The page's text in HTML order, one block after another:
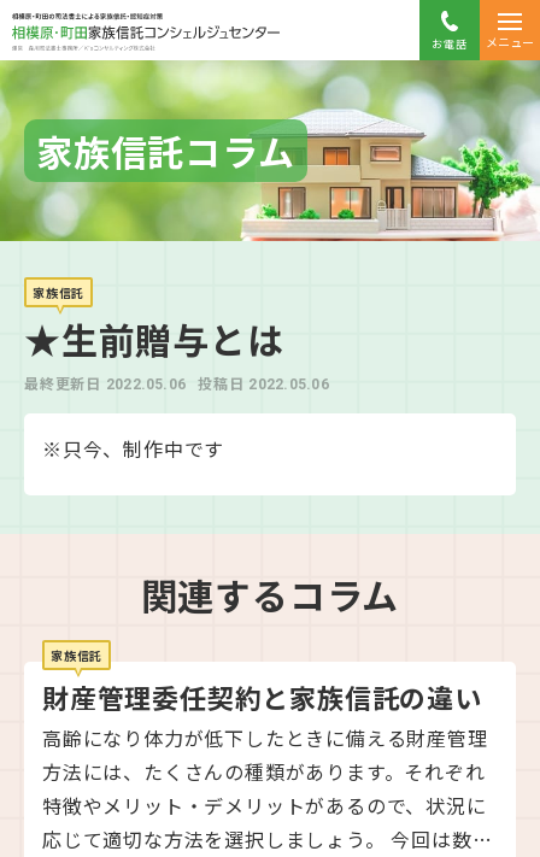
お電話 メニュー
家族信託コラム
家族信託
★生前贈与とは
最終更新日 2022.05.06 投稿日 2022.05.06
※只今、制作中です
関連するコラム
家族信託
財産管理委任契約と家族信託の違い
高齢になり体力が低下したときに備える財産管理
方法には、たくさんの種類があります。それぞれ
特徴やメリット・デメリットがあるので、状況に
応じて適切な方法を選択しましょう。 今回は数あ